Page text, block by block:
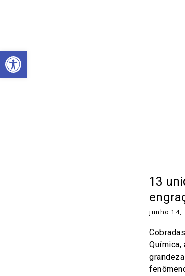
Abrir a barra de
13
junho 14,
Química,